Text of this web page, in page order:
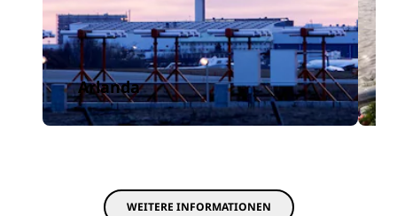
Arlanda
WEITERE INFORMATIONEN